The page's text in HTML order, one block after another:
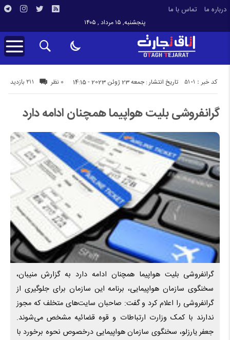
درباره ما تماس با ما
پنجشنبه, ۱۵ مرداد , ۱۴۰۵
تاریخ انتشار : جمعه 23 ژوئن 2023 - 14:15 211 بازدید کد خبر : 5101 0 نظر
گرانفروشی بلیت هواپیما همچنان ادامه دارد
گرانفروشی بلیت هواپیما همچنان ادامه دارد به گزارش منیبان،
سخنگوی سازمان هواپیمایی، برنامه این سازمان برای جلوگیری از
گرانفروشی را اعلام کرد و گفت: صاحبان سایت‌های متخلف که مجوز
ندارند با کمک وزارت ارتباطات و قوه قضائیه مشخص می‌شوند.
جعفر یارزلو، سخنگوی سازمان هواپیمایی درخصوص نحوه برخورد با